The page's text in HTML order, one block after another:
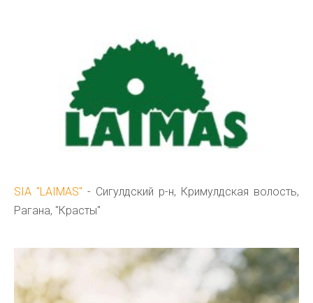
SIA "LAIMAS" - Сигулдский р-н, Кримулдская волость,
Рагана, "Красты"